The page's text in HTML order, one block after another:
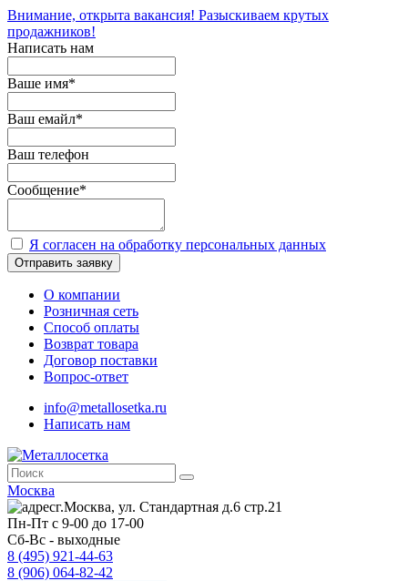
Внимание, открыта вакансия! Разыскиваем крутых
продажников!
Написать нам
Ваше имя*
Ваш емайл*
Ваш телефон
Сообщение*
Я согласен на обработку персональных данных
Отправить заявку
О компании
Розничная сеть
Способ оплаты
Возврат товара
Договор поставки
Вопрос-ответ
info@metallosetka.ru
Написать нам
Москва
г.Москва, ул. Стандартная д.6 стр.21
Пн-Пт с 9-00 до 17-00
Сб-Вс - выходные
8 (495) 921-44-63
8 (906) 064-82-42